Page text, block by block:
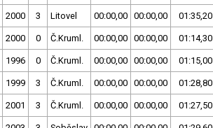
2000 3 Litovel 00:00,00 00:00,00 01:35,20
2000 0 Č.Kruml. 00:00,00 00:00,00 01:14,30
1996 0 Č.Kruml. 00:00,00 00:00,00 01:15,00
1999 3 Č.Kruml. 00:00,00 00:00,00 01:28,80
2001 3 Č.Kruml. 00:00,00 00:00,00 01:27,50